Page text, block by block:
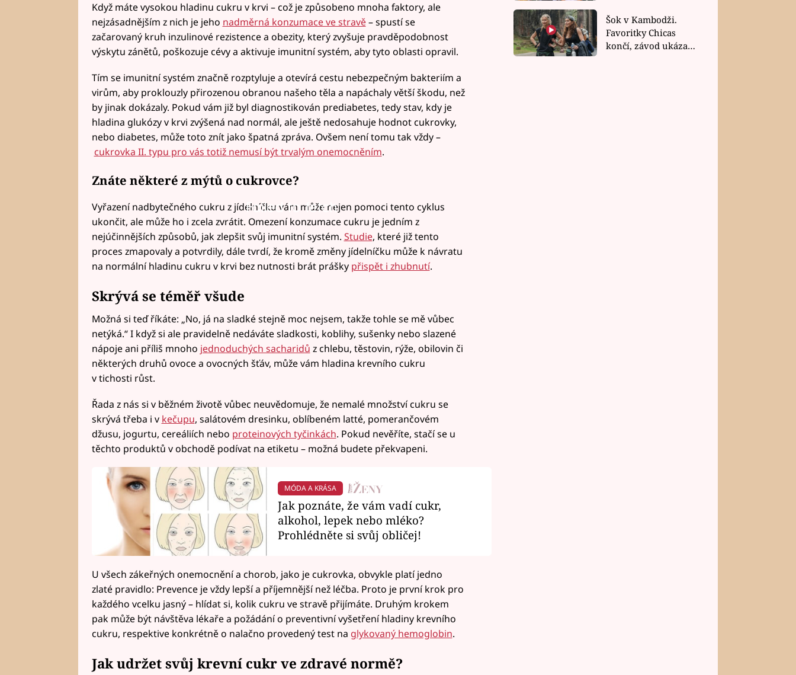
Když máte vysokou hladinu cukru v krvi – což je způsobeno mnoha faktory, ale
nejzásadnějším z nich je jeho nadměrná konzumace ve stravě– spustí se
začarovaný kruh inzulinové rezistence a obezity, který zvyšuje pravděpodobnost
výskytu zánětů, poškozuje cévy a aktivuje imunitní systém, aby tyto oblasti opravil.
Tím se imunitní systém značně rozptyluje a otevírá cestu nebezpečným bakteriím a
virům, aby proklouzly přirozenou obranou našeho těla a napáchaly větší škodu, než
by jinak dokázaly. Pokud vám již byl diagnostikován prediabetes, tedy stav, kdy je
hladina glukózy v krvi zvýšená nad normál, ale ještě nedosahuje hodnot cukrovky,
nebo diabetes, může toto znít jako špatná zpráva. Ovšem není tomu tak vždy –
cukrovka II. typu pro vás totiž nemusí být trvalým onemocněním.
Znáte některé z mýtů o cukrovce?
Failed to fetch
Vyřazení nadbytečného cukru z jídelníčku vám může nejen pomoci tento cyklus
ukončit, ale může ho i zcela zvrátit. Omezení konzumace cukru je jedním z
nejúčinnějších způsobů, jak zlepšit svůj imunitní systém. Studie, které již tento
proces zmapovaly a potvrdily, dále tvrdí, že kromě změny jídelníčku může k návratu
na normální hladinu cukru v krvi bez nutnosti brát prášky přispět i zhubnutí.
Skrývá se téměř všude
Možná si teď říkáte: „No, já na sladké stejně moc nejsem, takže tohle se mě vůbec
netýká.“ I když si ale pravidelně nedáváte sladkosti, koblihy, sušenky nebo slazené
nápoje ani příliš mnoho jednoduchých sacharidů z chlebu, těstovin, rýže, obilovin či
některých druhů ovoce a ovocných šťáv, může vám hladina krevního cukru
v tichosti růst.
Řada z nás si v běžném životě vůbec neuvědomuje, že nemalé množství cukru se
skrývá třeba i v kečupu, salátovém dresinku, oblíbeném latté, pomerančovém
džusu, jogurtu, cereáliích nebo proteinových tyčinkách. Pokud nevěříte, stačí se u
těchto produktů v obchodě podívat na etiketu – možná budete překvapeni.
MÓDA A KRÁSA
Jak poznáte, že vám vadí cukr,
alkohol, lepek nebo mléko?
Prohlédněte si svůj obličej!
U všech zákeřných onemocnění a chorob, jako je cukrovka, obvykle platí jedno
zlaté pravidlo: Prevence je vždy lepší a příjemnější než léčba. Proto je první krok pro
každého vcelku jasný – hlídat si, kolik cukru ve stravě přijímáte. Druhým krokem
pak může být návštěva lékaře a požádání o preventivní vyšetření hladiny krevního
cukru, respektive konkrétně o nalačno provedený test na glykovaný hemoglobin.
Jak udržet svůj krevní cukr ve zdravé normě?
závodu nůž na krku
Šok v Kambodži.
Favoritky Chicas
končí, závod ukázal